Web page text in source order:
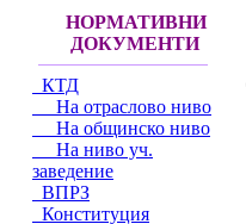
НОРМАТИВНИ
ДОКУМЕНТИ
КТД
На отраслово ниво
На общинско ниво
На ниво уч.
заведение
ВПРЗ
Конституция